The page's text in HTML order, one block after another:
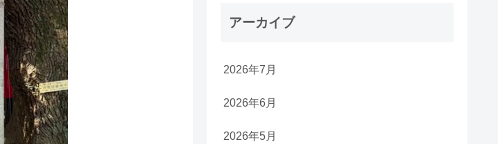
アーカイブ
2026年7月
2026年6月
2026年5月